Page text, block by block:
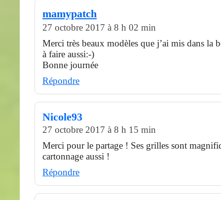
mamypatch
27 octobre 2017 à 8 h 02 min
Merci très beaux modèles que j’ai mis dans la
à faire aussi:-)
Bonne journée
Répondre
Nicole93
27 octobre 2017 à 8 h 15 min
Merci pour le partage ! Ses grilles sont
cartonnage aussi !
Répondre